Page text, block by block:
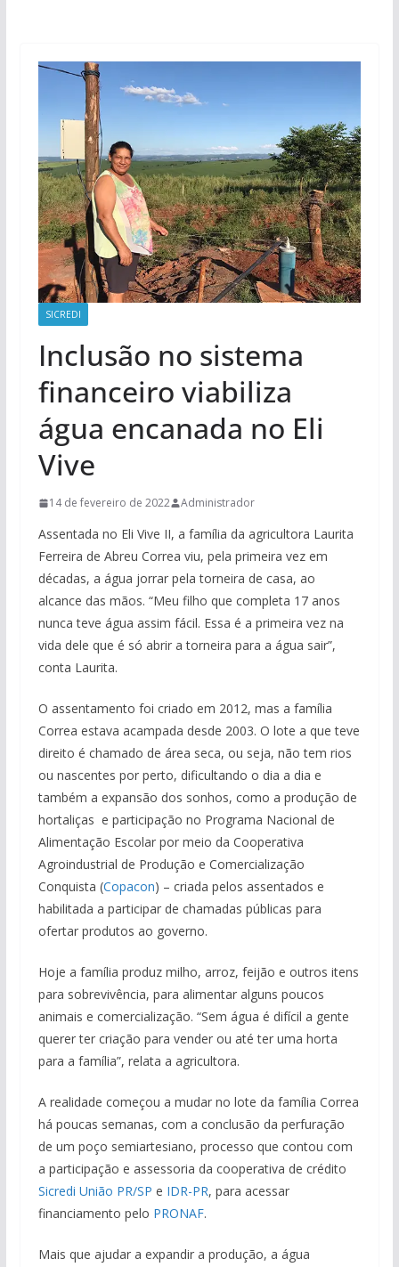
SICREDI
Inclusão no sistema
financeiro viabiliza
água encanada no Eli
Vive
14 de fevereiro de 2022 Administrador
Assentada no Eli Vive II, a família da agricultora Laurita
Ferreira de Abreu Correa viu, pela primeira vez em
décadas, a água jorrar pela torneira de casa, ao
alcance das mãos. “Meu filho que completa 17 anos
nunca teve água assim fácil. Essa é a primeira vez na
vida dele que é só abrir a torneira para a água sair”,
conta Laurita.
O assentamento foi criado em 2012, mas a família
Correa estava acampada desde 2003. O lote a que teve
direito é chamado de área seca, ou seja, não tem rios
ou nascentes por perto, dificultando o dia a dia e
também a expansão dos sonhos, como a produção de
hortaliças e participação no Programa Nacional de
Alimentação Escolar por meio da Cooperativa
Agroindustrial de Produção e Comercialização
Conquista (Copacon) – criada pelos assentados e
habilitada a participar de chamadas públicas para
ofertar produtos ao governo.
Hoje a família produz milho, arroz, feijão e outros itens
para sobrevivência, para alimentar alguns poucos
animais e comercialização. “Sem água é difícil a gente
querer ter criação para vender ou até ter uma horta
para a família”, relata a agricultora.
A realidade começou a mudar no lote da família Correa
há poucas semanas, com a conclusão da perfuração
de um poço semiartesiano, processo que contou com
a participação e assessoria da cooperativa de crédito
Sicredi União PR/SP e IDR-PR, para acessar
financiamento pelo PRONAF.
Mais que ajudar a expandir a produção, a água